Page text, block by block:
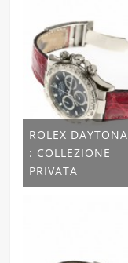
ROLEX DAYTONA
: COLLEZIONE
PRIVATA